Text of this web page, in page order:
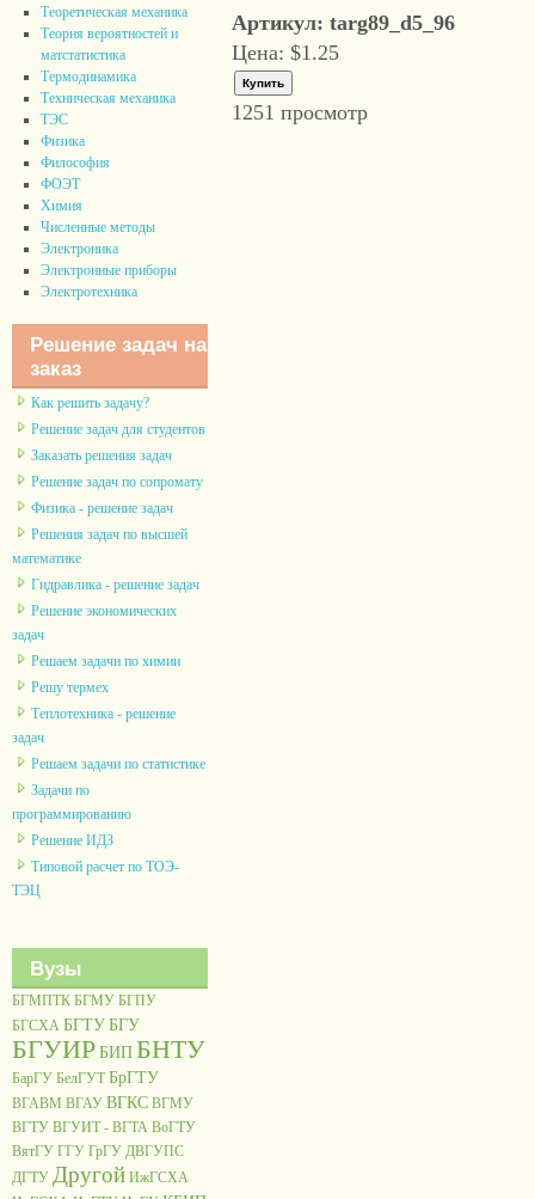
Теоретическая механика
Теория вероятностей и
матстатистика
Термодинамика
Техническая механика
ТЭС
Физика
Философия
ФОЭТ
Химия
Численные методы
Электроника
Электронные приборы
Электротехника
Решение задач на
заказ
Как решить задачу?
Решение задач для студентов
Заказать решения задач
Решение задач по сопромату
Физика - решение задач
Решения задач по высшей
математике
Гидравлика - решение задач
Решение экономических
задач
Решаем задачи по химии
Решу термех
Теплотехника - решение
задач
Решаем задачи по статистике
Задачи по
программированию
Решение ИДЗ
Типовой расчет по ТОЭ-
ТЭЦ
Вузы
БГМПТК БГМУ БГПУ
БГСХА БГТУБГУ
БГУИРБИПБНТУ
БарГУ БелГУТ БрГТУ
ВГАВМ ВГАУ ВГКС ВГМУ
ВГТУ ВГУИТ - ВГТА ВоГТУ
ВятГУ ГГУ ГрГУ ДВГУПС
ДГТУ Другой ИжГСХА
Артикул: targ89_d5_96
Цена: $1.25
1251 просмотр